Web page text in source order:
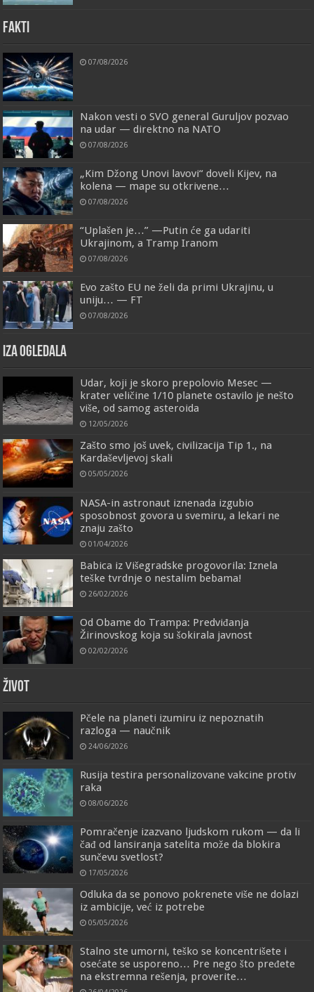
FAKTI
07/08/2026
Nakon vesti o SVO general Guruljov pozvao
na udar — direktno na NATO
07/08/2026
„Kim Džong Unovi lavovi“ doveli Kijev, na
kolena — mape su otkrivene…
07/08/2026
“Uplašen je…” —Putin će ga udariti
Ukrajinom, a Tramp Iranom
07/08/2026
Evo zašto EU ne želi da primi Ukrajinu, u
uniju… — FT
07/08/2026
IZA OGLEDALA
Udar, koji je skoro prepolovio Mesec —
krater veličine 1/10 planete ostavilo je nešto
više, od samog asteroida
12/05/2026
Zašto smo još uvek, civilizacija Tip 1., na
Kardaševljevoj skali
05/05/2026
NASA-in astronaut iznenada izgubio
sposobnost govora u svemiru, a lekari ne
znaju zašto
01/04/2026
Babica iz Višegradske progovorila: Iznela
teške tvrdnje o nestalim bebama!
26/02/2026
Od Obame do Trampa: Predviđanja
Žirinovskog koja su šokirala javnost
02/02/2026
ŽIVOT
Pčele na planeti izumiru iz nepoznatih
razloga — naučnik
24/06/2026
Rusija testira personalizovane vakcine protiv
raka
08/06/2026
Pomračenje izazvano ljudskom rukom — da li
čađ od lansiranja satelita može da blokira
sunčevu svetlost?
17/05/2026
Odluka da se ponovo pokrenete više ne dolazi
iz ambicije, već iz potrebe
05/05/2026
Stalno ste umorni, teško se koncentrišete i
osećate se usporeno… Pre nego što pređete
na ekstremna rešenja, proverite…